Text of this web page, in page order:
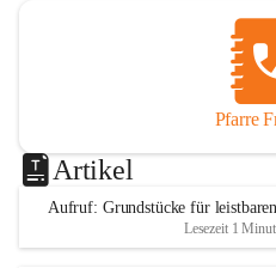
Pfarre
Artikel
Aufruf: Grundstücke für
Lesezeit 1